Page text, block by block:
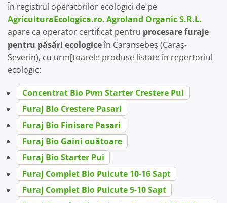
În registrul operatorilor ecologici de pe
AgriculturaEcologica.ro, Agroland Organic S.R.L.
apare ca operator certificat pentru procesare furaje
pentru păsări ecologiceîn Caransebeș (Caraș-
Severin), cu urm[toarele produse listate în repertoriul
ecologic:
Concentrat Bio Pvm Starter Crestere Pui
Furaj Bio Crestere Pasari
Furaj Bio Finisare Pasari
Furaj Bio Gaini ouătoare
Furaj Bio Starter Pui
Furaj Complet Bio Puicute 10-16 Sapt
Furaj Complet Bio Puicute 5-10 Sapt